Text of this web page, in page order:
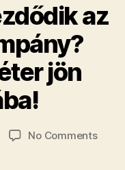
az
jön
No Commentson